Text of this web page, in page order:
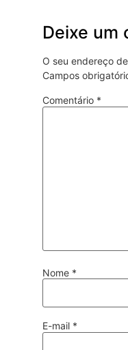
Deixe um
O seu endereço
Campos
Comentário *
Nome *
E-mail *